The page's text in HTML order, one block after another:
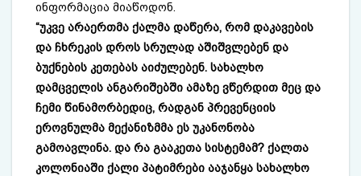
ინფორმაცია მიაწოდონ.
“უკვე არაერთმა ქალმა დაწერა, რომ დაკავების
და ჩხრეკის დროს სრულად აშიშვლებენ და
ბუქნების კეთებას აიძულებენ. სახალხო
დამცველის ანგარიშებში ამაზე ვწერდით მეც და
ჩემი წინამორბედიც, რადგან პრევენციის
ეროვნულმა მექანიზმმა ეს უკანონობა
გამოავლინა. და რა გააკეთა სისტემამ? ქალთა
კოლონიაში ქალი პატიმრები ააჯანყა სახალხო